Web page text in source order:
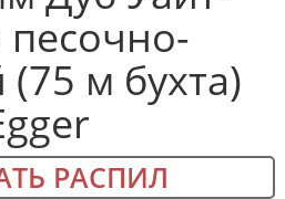
песочно-
м бухта)
РАСПИЛ